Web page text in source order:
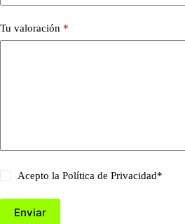
Tu valoración *
Acepto laPolítica de Privacidad*
Enviar